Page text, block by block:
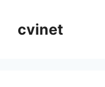
cvinet